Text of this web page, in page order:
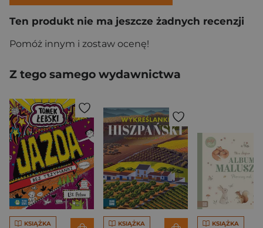
Ten produkt nie ma jeszcze żadnych recenzji
Pomóż innym i zostaw ocenę!
Z tego samego wydawnictwa
KSIĄŻKA KSIĄŻKA KSIĄŻKA